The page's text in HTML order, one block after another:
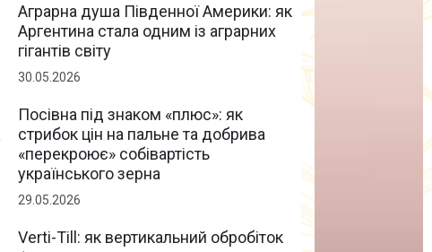
Аграрна душа Південної Америки: як
Аргентина стала одним із аграрних
гігантів світу
30.05.2026
Посівна під знаком «плюс»: як
стрибок цін на пальне та добрива
«перекроює» собівартість
українського зерна
29.05.2026
Verti-Till: як вертикальний обробіток